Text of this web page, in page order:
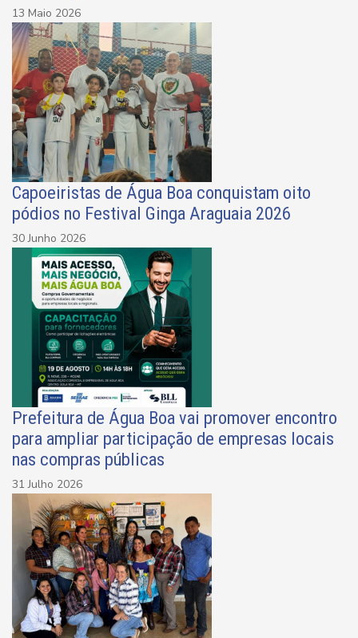
13 Maio 2026
Capoeiristas de Água Boa conquistam oito
pódios no Festival Ginga Araguaia 2026
30 Junho 2026
Prefeitura de Água Boa vai promover encontro
para ampliar participação de empresas locais
nas compras públicas
31 Julho 2026